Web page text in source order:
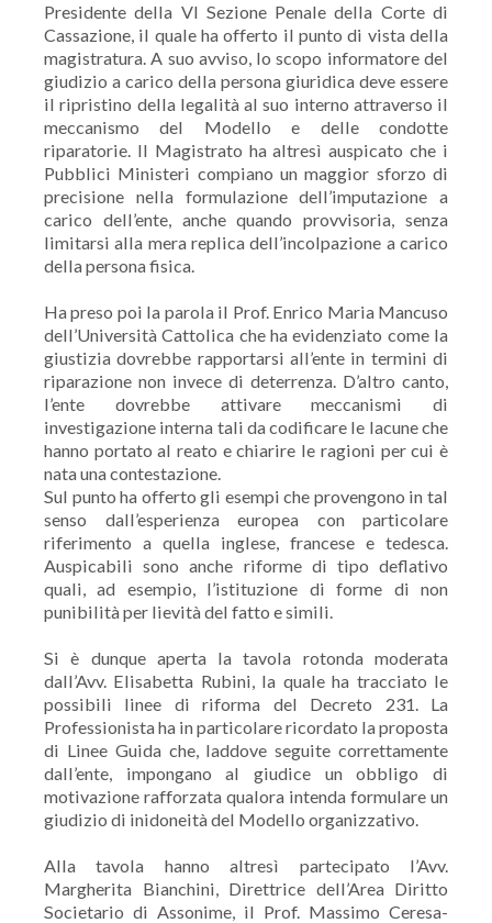
Presidente della VI Sezione Penale della Corte di
Cassazione, il quale ha offerto il punto di vista della
magistratura. A suo avviso, lo scopo informatore del
giudizio a carico della persona giuridica deve essere
il ripristino della legalità al suo interno attraverso il
meccanismo del Modello e delle condotte
riparatorie. Il Magistrato ha altresì auspicato che i
Pubblici Ministeri compiano un maggior sforzo di
precisione nella formulazione dell’imputazione a
carico dell’ente, anche quando provvisoria, senza
limitarsi alla mera replica dell’incolpazione a carico
della persona fisica.
Ha preso poi la parola il Prof. Enrico Maria Mancuso
dell’Università Cattolica che ha evidenziato come la
giustizia dovrebbe rapportarsi all’ente in termini di
riparazione non invece di deterrenza. D’altro canto,
l’ente dovrebbe attivare meccanismi di
investigazione interna tali da codificare le lacune che
hanno portato al reato e chiarire le ragioni per cui è
nata una contestazione.
Sul punto ha offerto gli esempi che provengono in tal
senso dall’esperienza europea con particolare
riferimento a quella inglese, francese e tedesca.
Auspicabili sono anche riforme di tipo deflativo
quali, ad esempio, l’istituzione di forme di non
punibilità per lievità del fatto e simili.
Si è dunque aperta la tavola rotonda moderata
dall’Avv. Elisabetta Rubini, la quale ha tracciato le
possibili linee di riforma del Decreto 231. La
Professionista ha in particolare ricordato la proposta
di Linee Guida che, laddove seguite correttamente
dall’ente, impongano al giudice un obbligo di
motivazione rafforzata qualora intenda formulare un
giudizio di inidoneità del Modello organizzativo.
Alla tavola hanno altresì partecipato l’Avv.
Margherita Bianchini, Direttrice dell’Area Diritto
Societario di Assonime, il Prof. Massimo Ceresa-